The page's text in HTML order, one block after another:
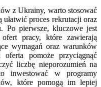
z Ukrainy, warto stosować
proces rekrutacji oraz
Po pierwsze, kluczowe jest
pracy, które zawierają
wymagań oraz warunków
oferta pomoże przyciągnąć
liczbę nieporozumień na
inwestować w programy
które pomogą im lepiej